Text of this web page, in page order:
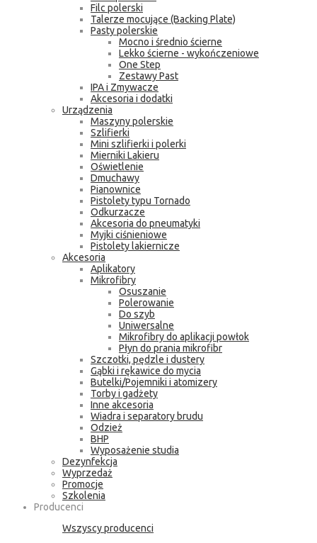
Filc polerski
Talerze mocujące (Backing Plate)
Pasty polerskie
Mocno i średnio ścierne
Lekko ścierne - wykończeniowe
One Step
Zestawy Past
IPA i Zmywacze
Akcesoria i dodatki
Urządzenia
Maszyny polerskie
Szlifierki
Mini szlifierki i polerki
Mierniki Lakieru
Oświetlenie
Dmuchawy
Pianownice
Pistolety typu Tornado
Odkurzacze
Akcesoria do pneumatyki
Myjki ciśnieniowe
Pistolety lakiernicze
Akcesoria
Aplikatory
Mikrofibry
Osuszanie
Polerowanie
Do szyb
Uniwersalne
Mikrofibry do aplikacji powłok
Płyn do prania mikrofibr
Szczotki, pędzle i dustery
Gąbki i rękawice do mycia
Butelki/Pojemniki i atomizery
Torby i gadżety
Inne akcesoria
Wiadra i separatory brudu
Odzież
BHP
Wyposażenie studia
Dezynfekcja
Wyprzedaż
Promocje
Szkolenia
Producenci
Wszyscy producenci